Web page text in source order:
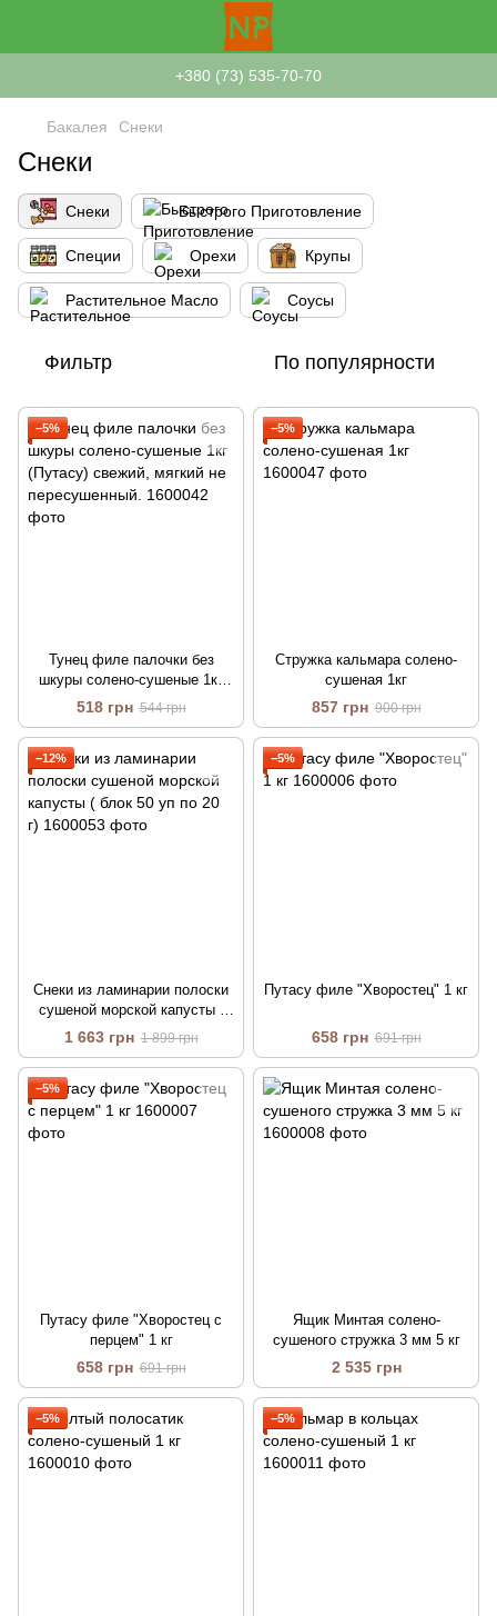
+380 (73) 535-70-70
Бакалея Снеки
Снеки
Снеки Быстрого Приготовление
Специи Орехи Крупы
Растительное Масло Соусы
Фильтр По популярности
−5%
Тунец филе палочки без
шкуры солено-сушеные 1кг
(Путасу) свежий, мягкий не
пересушенный.
518 грн 544 грн
−5%
Стружка кальмара солено-
сушеная 1кг
857 грн 900 грн
−12%
Снеки из ламинарии полоски
сушеной морской капусты (
блок 50 уп по 20 г)
1 663 грн 1 899 грн
−5%
Путасу филе "Хворостец" 1 кг
658 грн 691 грн
−5%
Путасу филе "Хворостец с
перцем" 1 кг
658 грн 691 грн
Ящик Минтая солено-
сушеного стружка 3 мм 5 кг
2 535 грн
−5% −5%